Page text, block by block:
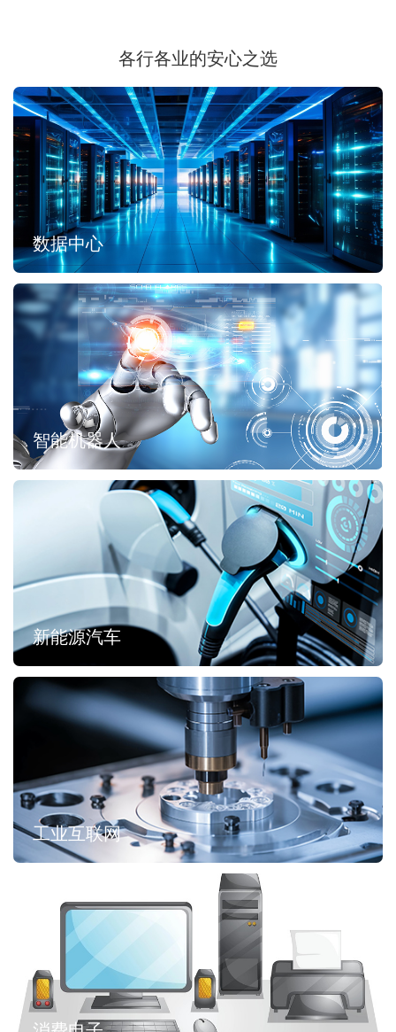
各行各业的安心之选
数据中心
智能机器人
新能源汽车
工业互联网